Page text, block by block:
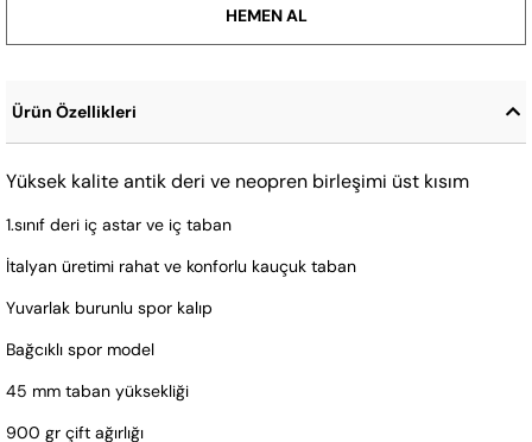
Ürün Özellikleri
Yüksek kalite antik deri ve neopren birleşimi üst kısım
1.sınıf deri iç astar ve iç taban
İtalyan üretimi rahat ve konforlu kauçuk taban
Yuvarlak burunlu spor kalıp
Bağcıklı spor model
45 mm taban yüksekliği
900 gr çift ağırlığı